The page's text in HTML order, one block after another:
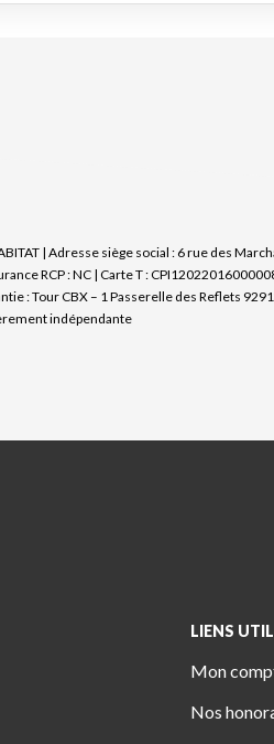
| Adresse siège social : 6 rue des
RCP : NC | Carte T :
: Tour CBX – 1 Passerelle des Reflets
indépendante
LIENS
Mon
Nos